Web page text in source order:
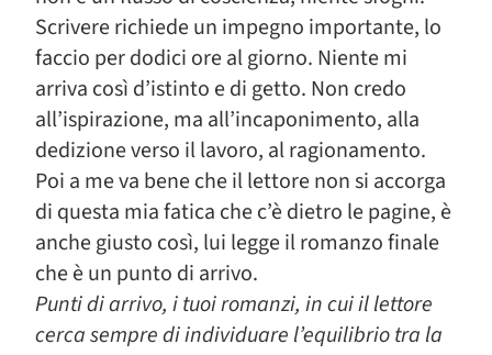
Scrivere richiede un impegno importante, lo
faccio per dodici ore al giorno. Niente mi
arriva così d’istinto e di getto. Non credo
all’ispirazione, ma all’incaponimento, alla
dedizione verso il lavoro, al ragionamento.
Poi a me va bene che il lettore non si accorga
di questa mia fatica che c’è dietro le pagine, è
anche giusto così, lui legge il romanzo finale
che è un punto di arrivo.
Punti di arrivo, i tuoi romanzi, in cui il lettore
cerca sempre di individuare l’equilibrio tra la